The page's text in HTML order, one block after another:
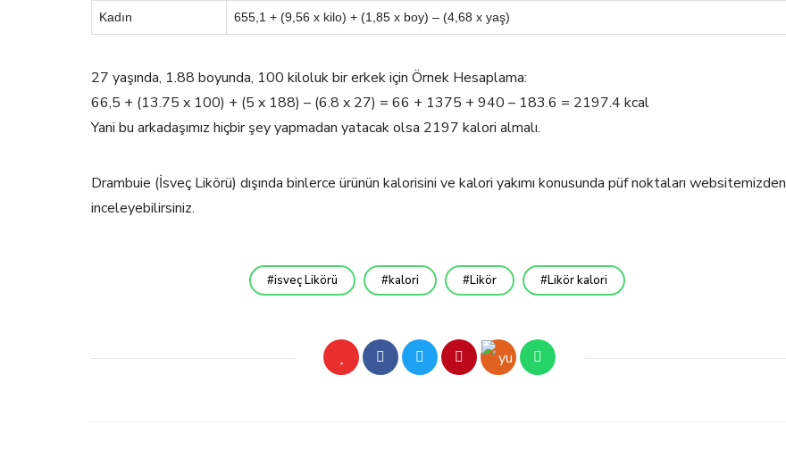
Kadın 655,1 + (9,56 x kilo) + (1,85 x boy) – (4,68 x yaş)
27 yaşında, 1.88 boyunda, 100 kiloluk bir erkek için Örnek Hesaplama:
66,5 + (13.75 x 100) + (5 x 188) – (6.8 x 27) = 66 + 1375 + 940 – 183.6 = 2197.4 kcal
Yani bu arkadaşımız hiçbir şey yapmadan yatacak olsa 2197 kalori almalı.
Drambuie (İsveç Likörü) dışında binlerce ürünün kalorisini ve kalori yakımı konusunda püf noktaları websitemizden
inceleyebilirsiniz.
isveç Likörü kalori Likör Likör kalori